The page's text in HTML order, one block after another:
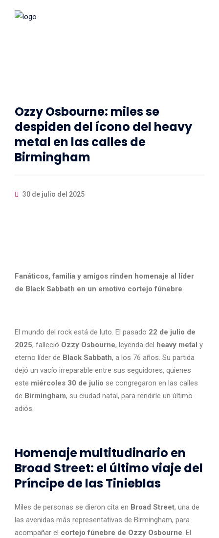
Ozzy Osbourne: miles se
despiden del ícono del heavy
metal en las calles de
Birmingham
30 de julio del 2025
Fanáticos, familia y amigos rinden homenaje al líder
de Black Sabbath en un emotivo cortejo fúnebre
El mundo del rock está de luto. El pasado 22 de julio de
2025, falleció Ozzy Osbourne, leyenda del heavy metal y
eterno líder de Black Sabbath, a los 76 años. Su partida
dejó un vacío irreparable entre sus seguidores, quienes
este miércoles 30 de julio se congregaron en las calles
de Birmingham, su ciudad natal, para rendirle un último
adiós.
Homenaje multitudinario en
Broad Street: el último viaje del
Príncipe de las Tinieblas
Miles de personas se dieron cita en Broad Street, una de
las avenidas más representativas de Birmingham, para
acompañar el cortejo fúnebre de Ozzy Osbourne. El